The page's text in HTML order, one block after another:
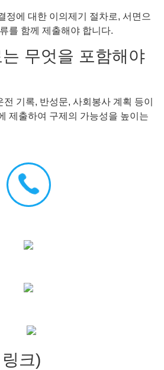
정에 대한 이의제기 절차로, 서면으
를 함께 제출해야 합니다.
무엇을 포함해야
기록, 반성문, 사회봉사 계획 등이
제출하여 구제의 가능성을 높이는
크)